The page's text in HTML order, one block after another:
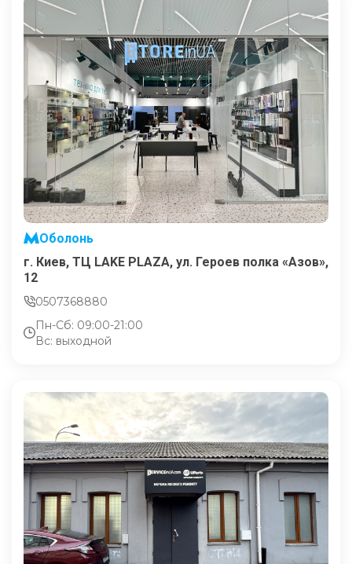
Оболонь
г. Киев, ТЦ LAKE PLAZA, ул. Героев полка «Азов»,
12
0507368880
Пн-Сб: 09:00-21:00
Вс: выходной